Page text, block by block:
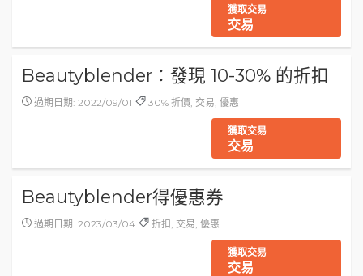
獲取交易
交易
Beautyblender：發現 10-30% 的折扣
過期日期: 2022/09/01 30% 折價, 交易, 優惠
獲取交易
交易
Beautyblender得優惠券
過期日期: 2023/03/04 折扣, 交易, 優惠
獲取交易
交易